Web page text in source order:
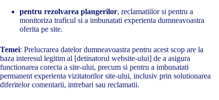
pentru rezolvarea plangerilor, reclamatiilor si pentru a
monitoriza traficul si a imbunatati experienta dumneavoastra
oferita pe site.
Temei: Prelucrarea datelor dumneavoastra pentru acest scop are la
baza interesul legitim al [detinatorul website-ului] de a asigura
functionarea corecta a site-ului, precum si pentru a imbunatati
permanent experienta vizitatorilor site-ului, inclusiv prin solutionarea
diferitelor comentarii, intrebari sau reclamatii.